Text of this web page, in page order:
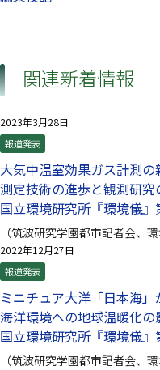
関連新着情報
2023年3月28日
報道発表
大気中温室効果ガス計測の
測定技術の進歩と観測研究
国立環境研究所『環境儀
（筑波研究学園都市記者会、
2022年12月27日
報道発表
ミニチュア大洋「日本海
海洋環境への地球温暖化の
国立環境研究所『環境儀
（筑波研究学園都市記者会、